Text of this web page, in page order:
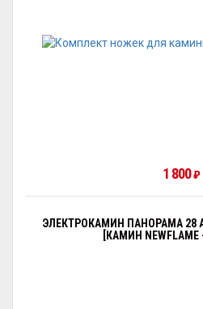
1 800₽
ЭЛЕКТРОКАМИН ПАНОРАМА 28
[КАМИН NEWFLAME